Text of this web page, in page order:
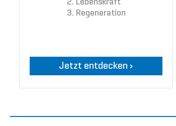
Regeneration
Jetzt entdecken ›